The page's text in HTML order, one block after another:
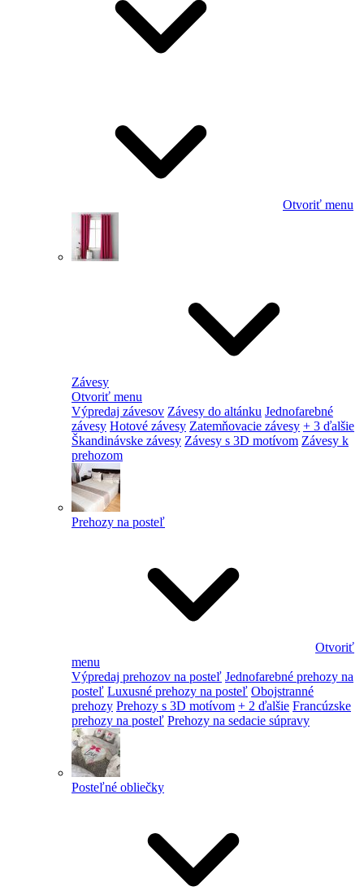
Otvoriť menu
Závesy
Otvoriť menu
Výpredaj závesov Závesy do altánku Jednofarebné
závesy Hotové závesy Zatemňovacie závesy + 3 ďalšie
Škandinávske závesy Závesy s 3D motívom Závesy k
prehozom
Prehozy na posteľ
Otvoriť
menu
Výpredaj prehozov na posteľ Jednofarebné prehozy na
posteľ Luxusné prehozy na posteľ Obojstranné
prehozy Prehozy s 3D motívom + 2 ďalšie Francúzske
prehozy na posteľ Prehozy na sedacie súpravy
Posteľné obliečky